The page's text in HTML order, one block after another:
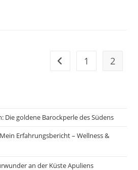
Zur vorherigen Seite
1 2
Die goldene Barockperle des Südens
Erfahrungsbericht – Wellness &
an der Küste Apuliens